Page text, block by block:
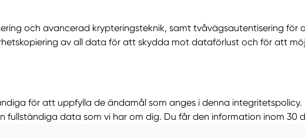
och avancerad krypteringsteknik, samt tvåvägsautentisering för
av all data för att skydda mot dataförlust och för att
för att uppfylla de ändamål som anges i denna integritetspolicy.
fullständiga data som vi har om dig. Du får den information inom 30